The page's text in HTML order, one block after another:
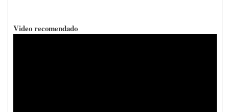
Video recomendado